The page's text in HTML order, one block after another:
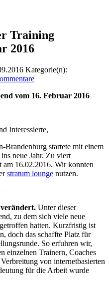
Training
2016
Kategorie(n):
vom 16. Februar 2016
Interessierte,
startete mit einem
neue Jahr. Zu viert
am 16.02.2016. Wir konnten
stratum lounge nutzen.
Unter dieser
zu dem sich viele neue
hatten. Kurzfristig ist
doch das schaffte Platz für
So erfuhren wir,
einzelnen Trainern, Coaches
von internetbasierten
für die Arbeit wurde